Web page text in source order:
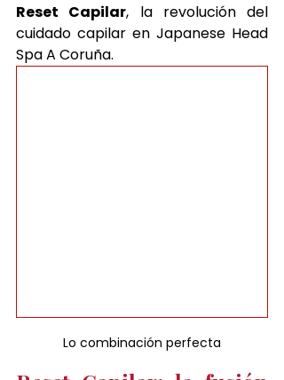
Reset Capilar, la revolución del
cuidado capilar en Japanese Head
Spa A Coruña.
Lo combinación perfecta